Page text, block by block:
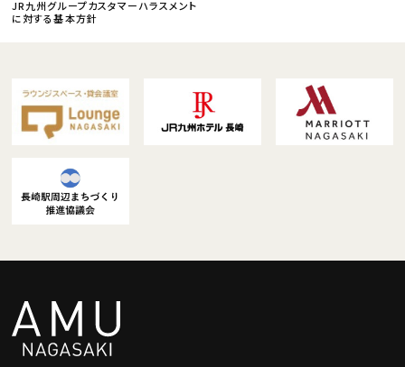
JR九州グループカスタマーハラスメント
に対する基本方針